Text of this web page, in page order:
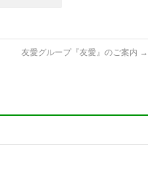
友愛グループ『友愛』のご案内 →